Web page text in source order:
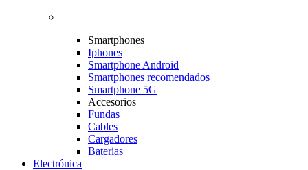
Smartphones
Iphones
Smartphone Android
Smartphones recomendados
Smartphone 5G
Accesorios
Fundas
Cables
Cargadores
Baterias
Electrónica